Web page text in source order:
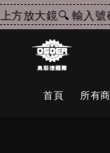
放大鏡🔍 輸入號碼
首頁 所有